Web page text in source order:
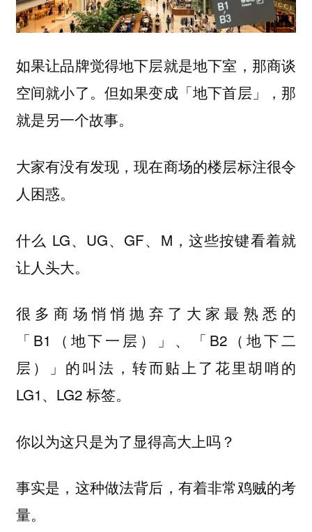
如果让品牌觉得地下层就是地下室，那商谈
空间就小了。但如果变成「地下首层」，那
就是另一个故事。
大家有没有发现，现在商场的楼层标注很令
人困惑。
什么 LG、UG、GF、M，这些按键看着就
让人头大。
很多商场悄悄抛弃了大家最熟悉的
「B1（地下一层）」、「B2（地下二
层）」的叫法，转而贴上了花里胡哨的
LG1、LG2 标签。
你以为这只是为了显得高大上吗？
事实是，这种做法背后，有着非常鸡贼的考
量。